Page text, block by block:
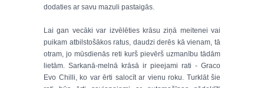
dodaties ar savu mazuli pastaigās.
Lai gan vecāki var izvēlēties krāsu ziņā meitenei vai
puikam atbilstošākos ratus, daudzi derēs kā vienam, tā
otram, jo mūsdienās reti kurš pievērš uzmanību tādām
lietām. Sarkanā-melnā krāsā ir pieejami rati - Graco
Evo Chilli, ko var ērti salocīt ar vienu roku. Turklāt šie